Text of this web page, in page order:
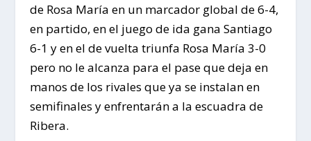
de Rosa María en un marcador global de 6-4,
en partido, en el juego de ida gana Santiago
6-1 y en el de vuelta triunfa Rosa María 3-0
pero no le alcanza para el pase que deja en
manos de los rivales que ya se instalan en
semifinales y enfrentarán a la escuadra de
Ribera.